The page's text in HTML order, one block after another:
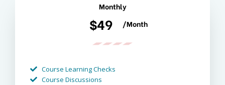
Monthly
$49 /Month
Course Learning Checks
Course Discussions